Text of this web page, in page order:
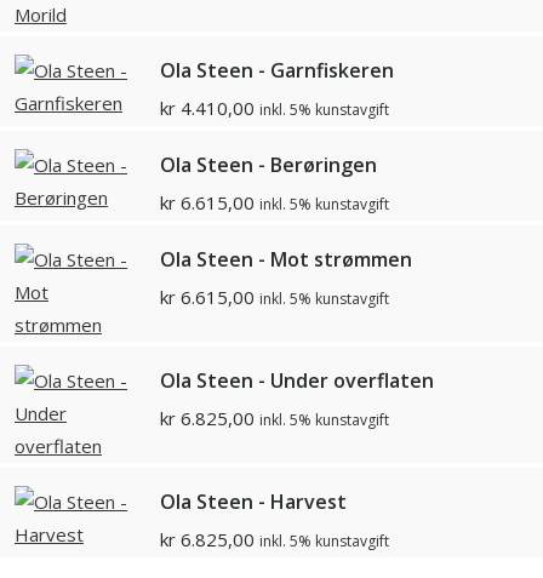
Ola Steen - Garnfiskeren
kr 4.410,00 inkl. 5% kunstavgift
Ola Steen - Berøringen
kr 6.615,00 inkl. 5% kunstavgift
Ola Steen - Mot strømmen
kr 6.615,00 inkl. 5% kunstavgift
Ola Steen - Under overflaten
kr 6.825,00 inkl. 5% kunstavgift
Ola Steen - Harvest
kr 6.825,00 inkl. 5% kunstavgift